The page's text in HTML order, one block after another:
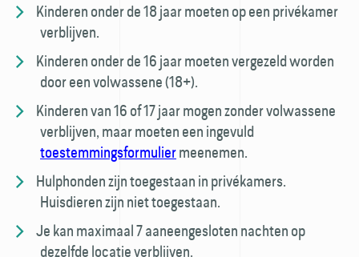
Kinderen onder de 18 jaar moeten op een privé­kamer
verblijven.
Kinderen onder de 16 jaar moeten vergezeld worden
door een volwassene (18+).
Kinderen van 16 of 17 jaar mogen zonder volwassene
verblijven, maar moeten een ingevuld
toestemmings­formuliermeenemen.
Hulphonden zijn toegestaan in privé­kamers.
Huisdieren zijn niet toegestaan.
Je kan maximaal 7 aaneengesloten nachten op
dezelfde locatie verblijven.